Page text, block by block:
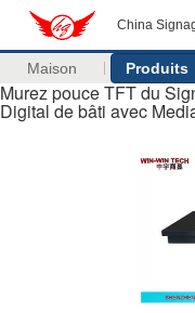
China
Maison Produits
Murez pouce TFT du
Digital de bâti avec